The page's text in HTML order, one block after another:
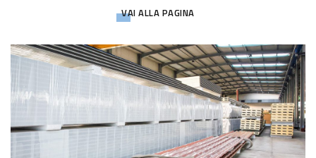
VAI ALLA PAGINA